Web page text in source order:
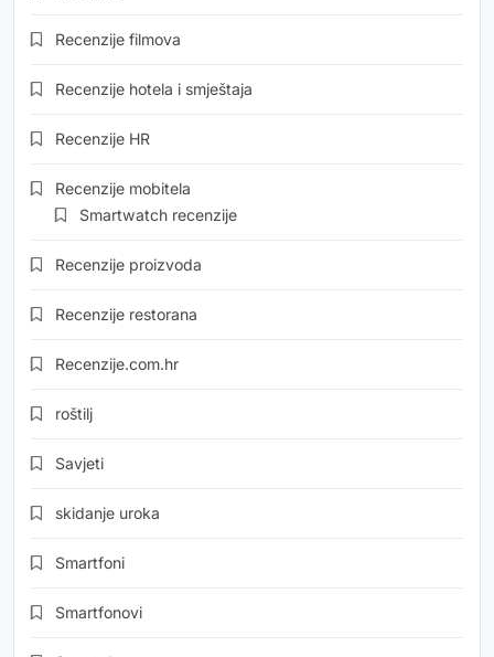
Recenzije filmova
Recenzije hotela i smještaja
Recenzije HR
Recenzije mobitela
Smartwatch recenzije
Recenzije proizvoda
Recenzije restorana
Recenzije.com.hr
roštilj
Savjeti
skidanje uroka
Smartfoni
Smartfonovi